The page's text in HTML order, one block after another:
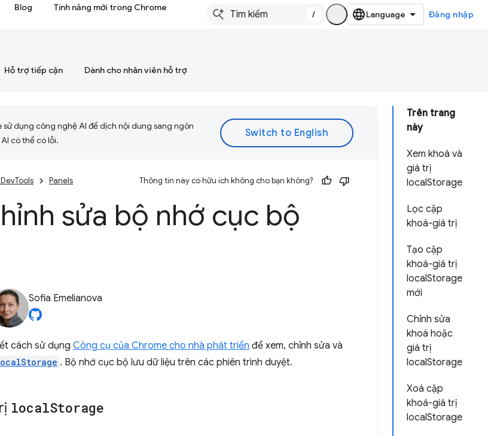
Blog Tính năng mới trong Chrome
/ Đăng nhập
Hỗ trợ tiếp cận Dành cho nhân viên hỗ trợ
Trên trang
này
Xem khoá và
giá trị
localStorage
Lọc cặp
khoá-giá trị
Tạo cặp
khoá-giá trị
localStorage
mới
Chỉnh sửa
khoá hoặc
giá trị
localStorage
Xoá cặp
khoá-giá trị
localStorage
sử dụng công nghệ AI để dịch nội dung sang ngôn
có thể có lỗi.
Panels Thông tin này có hữu ích không cho bạn không?
sửa bộ nhớ cục bộ
Sofia Emelianova
cách sử dụng Công cụ của Chrome cho nhà phát triển để xem, chỉnh sửa và
. Bộ nhớ cục bộ lưu dữ liệu trên các phiên trình duyệt.
localStorage